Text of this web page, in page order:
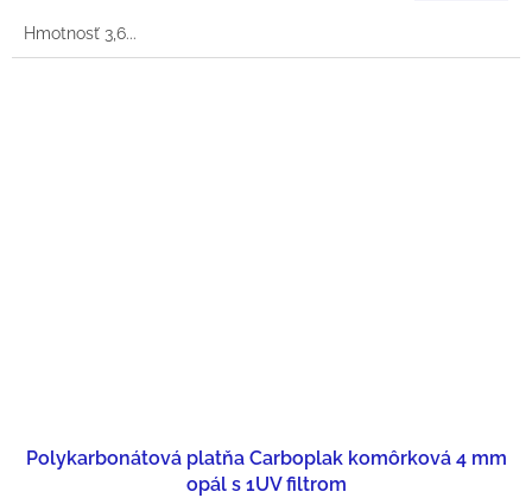
Hmotnosť 3,6...
Polykarbonátová platňa Carboplak komôrková 4 mm
opál s 1UV filtrom